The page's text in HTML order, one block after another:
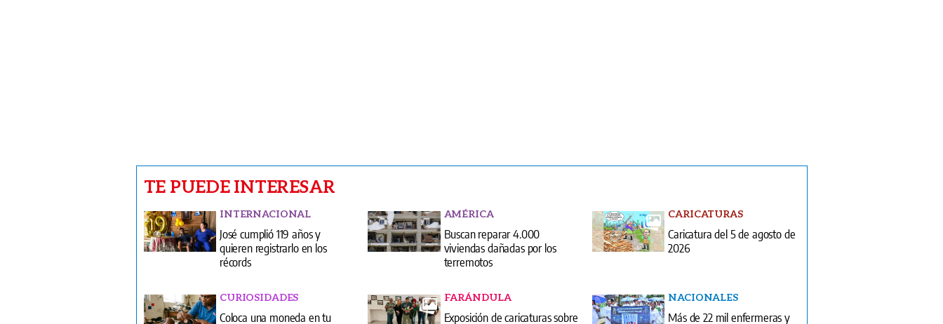
TE PUEDE INTERESAR
INTERNACIONAL
José cumplió 119 años y
quieren registrarlo en los
récords
AMÉRICA
Buscan reparar 4.000
viviendas dañadas por los
terremotos
CARICATURAS
Caricatura del 5 de agosto de
2026
CURIOSIDADES
Coloca una moneda en tu
FARÁNDULA
Exposición de caricaturas sobre
NACIONALES
Más de 22 mil enfermeras y